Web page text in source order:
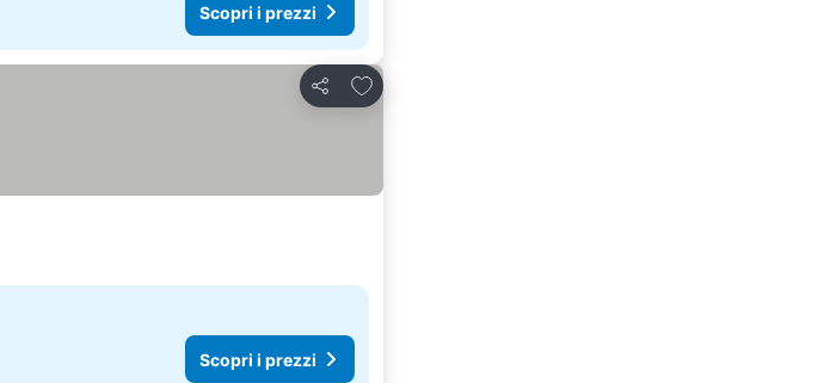
Scopri i prezzi
Condividi
Aggiungi ai preferiti
Scopri i prezzi